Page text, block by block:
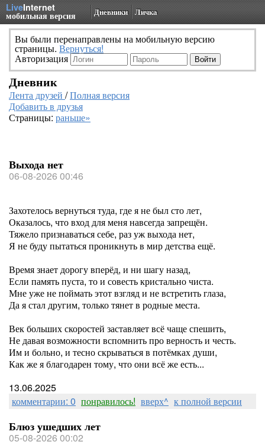
LiveInternet
мобильная версия Дневники Личка
Вы были перенаправлены на мобильную версию
страницы. Вернуться!
Авторизация
Дневник
Лента друзей /Полная версия
Добавить в друзья
Страницы: раньше»
Выхода нет
06-08-2026 00:46
Захотелось вернуться туда, где я не был сто лет,
Оказалось, что вход для меня навсегда запрещён.
Тяжело признаваться себе, раз уж выхода нет,
Я не буду пытаться проникнуть в мир детства ещё.
Время знает дорогу вперёд, и ни шагу назад,
Если память пуста, то и совесть кристально чиста.
Мне уже не поймать этот взгляд и не встретить глаза,
Да я стал другим, только тянет в родные места.
Век больших скоростей заставляет всё чаще спешить,
Не давая возможности вспомнить про верность и честь.
Им и больно, и тесно скрываться в потёмках души,
Как же я благодарен тому, что они всё же есть...
13.06.2025
комментарии: 0 понравилось! вверх^ к полной версии
Блюз ушедших лет
05-08-2026 00:02